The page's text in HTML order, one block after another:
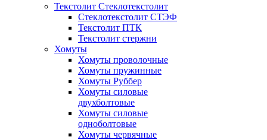
Текстолит Стеклотекстолит
Стеклотекстолит СТЭФ
Текстолит ПТК
Текстолит стержни
Хомуты
Хомуты проволочные
Хомуты пружинные
Хомуты Руббер
Хомуты силовые
двухболтовые
Хомуты силовые
одноболтовые
Хомуты червячные